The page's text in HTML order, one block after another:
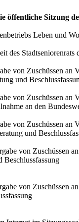
öffentliche Sitzung
Leben und
des
von Zuschüssen
und
von Zuschüssen
an den
von Zuschüssen an
und
von Zuschüssen
Beschlussfassung
von Zuschüssen